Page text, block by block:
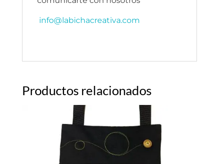
info@labichacreativa.com
Productos relacionados